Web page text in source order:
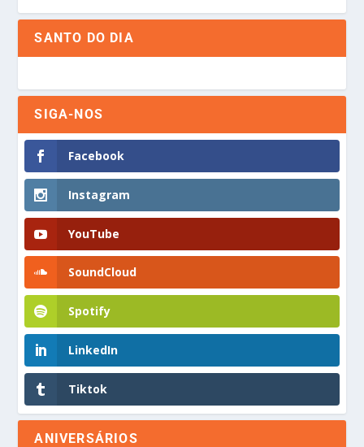
SANTO DO DIA
SIGA-NOS
Facebook
Instagram
YouTube
SoundCloud
Spotify
LinkedIn
Tiktok
ANIVERSÁRIOS